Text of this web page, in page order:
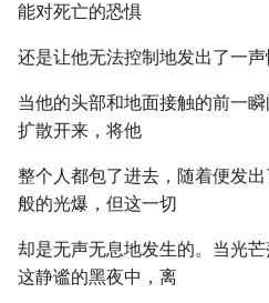
能对死亡的恐惧
还是让他无法控制地发出了一声
当他的头部和地面接触的前一
扩散开来，将他
整个人都包了进去，随着便发
般的光爆，但这一切
却是无声无息地发生的。当光
这静谧的黑夜中，离